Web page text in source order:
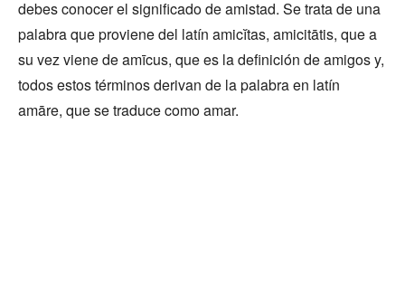
debes conocer el significado de amistad. Se trata de una
palabra que proviene del latín amicĭtas, amicitātis, que a
su vez viene de amīcus, que es la definición de amigos y,
todos estos términos derivan de la palabra en latín
amāre, que se traduce como amar.